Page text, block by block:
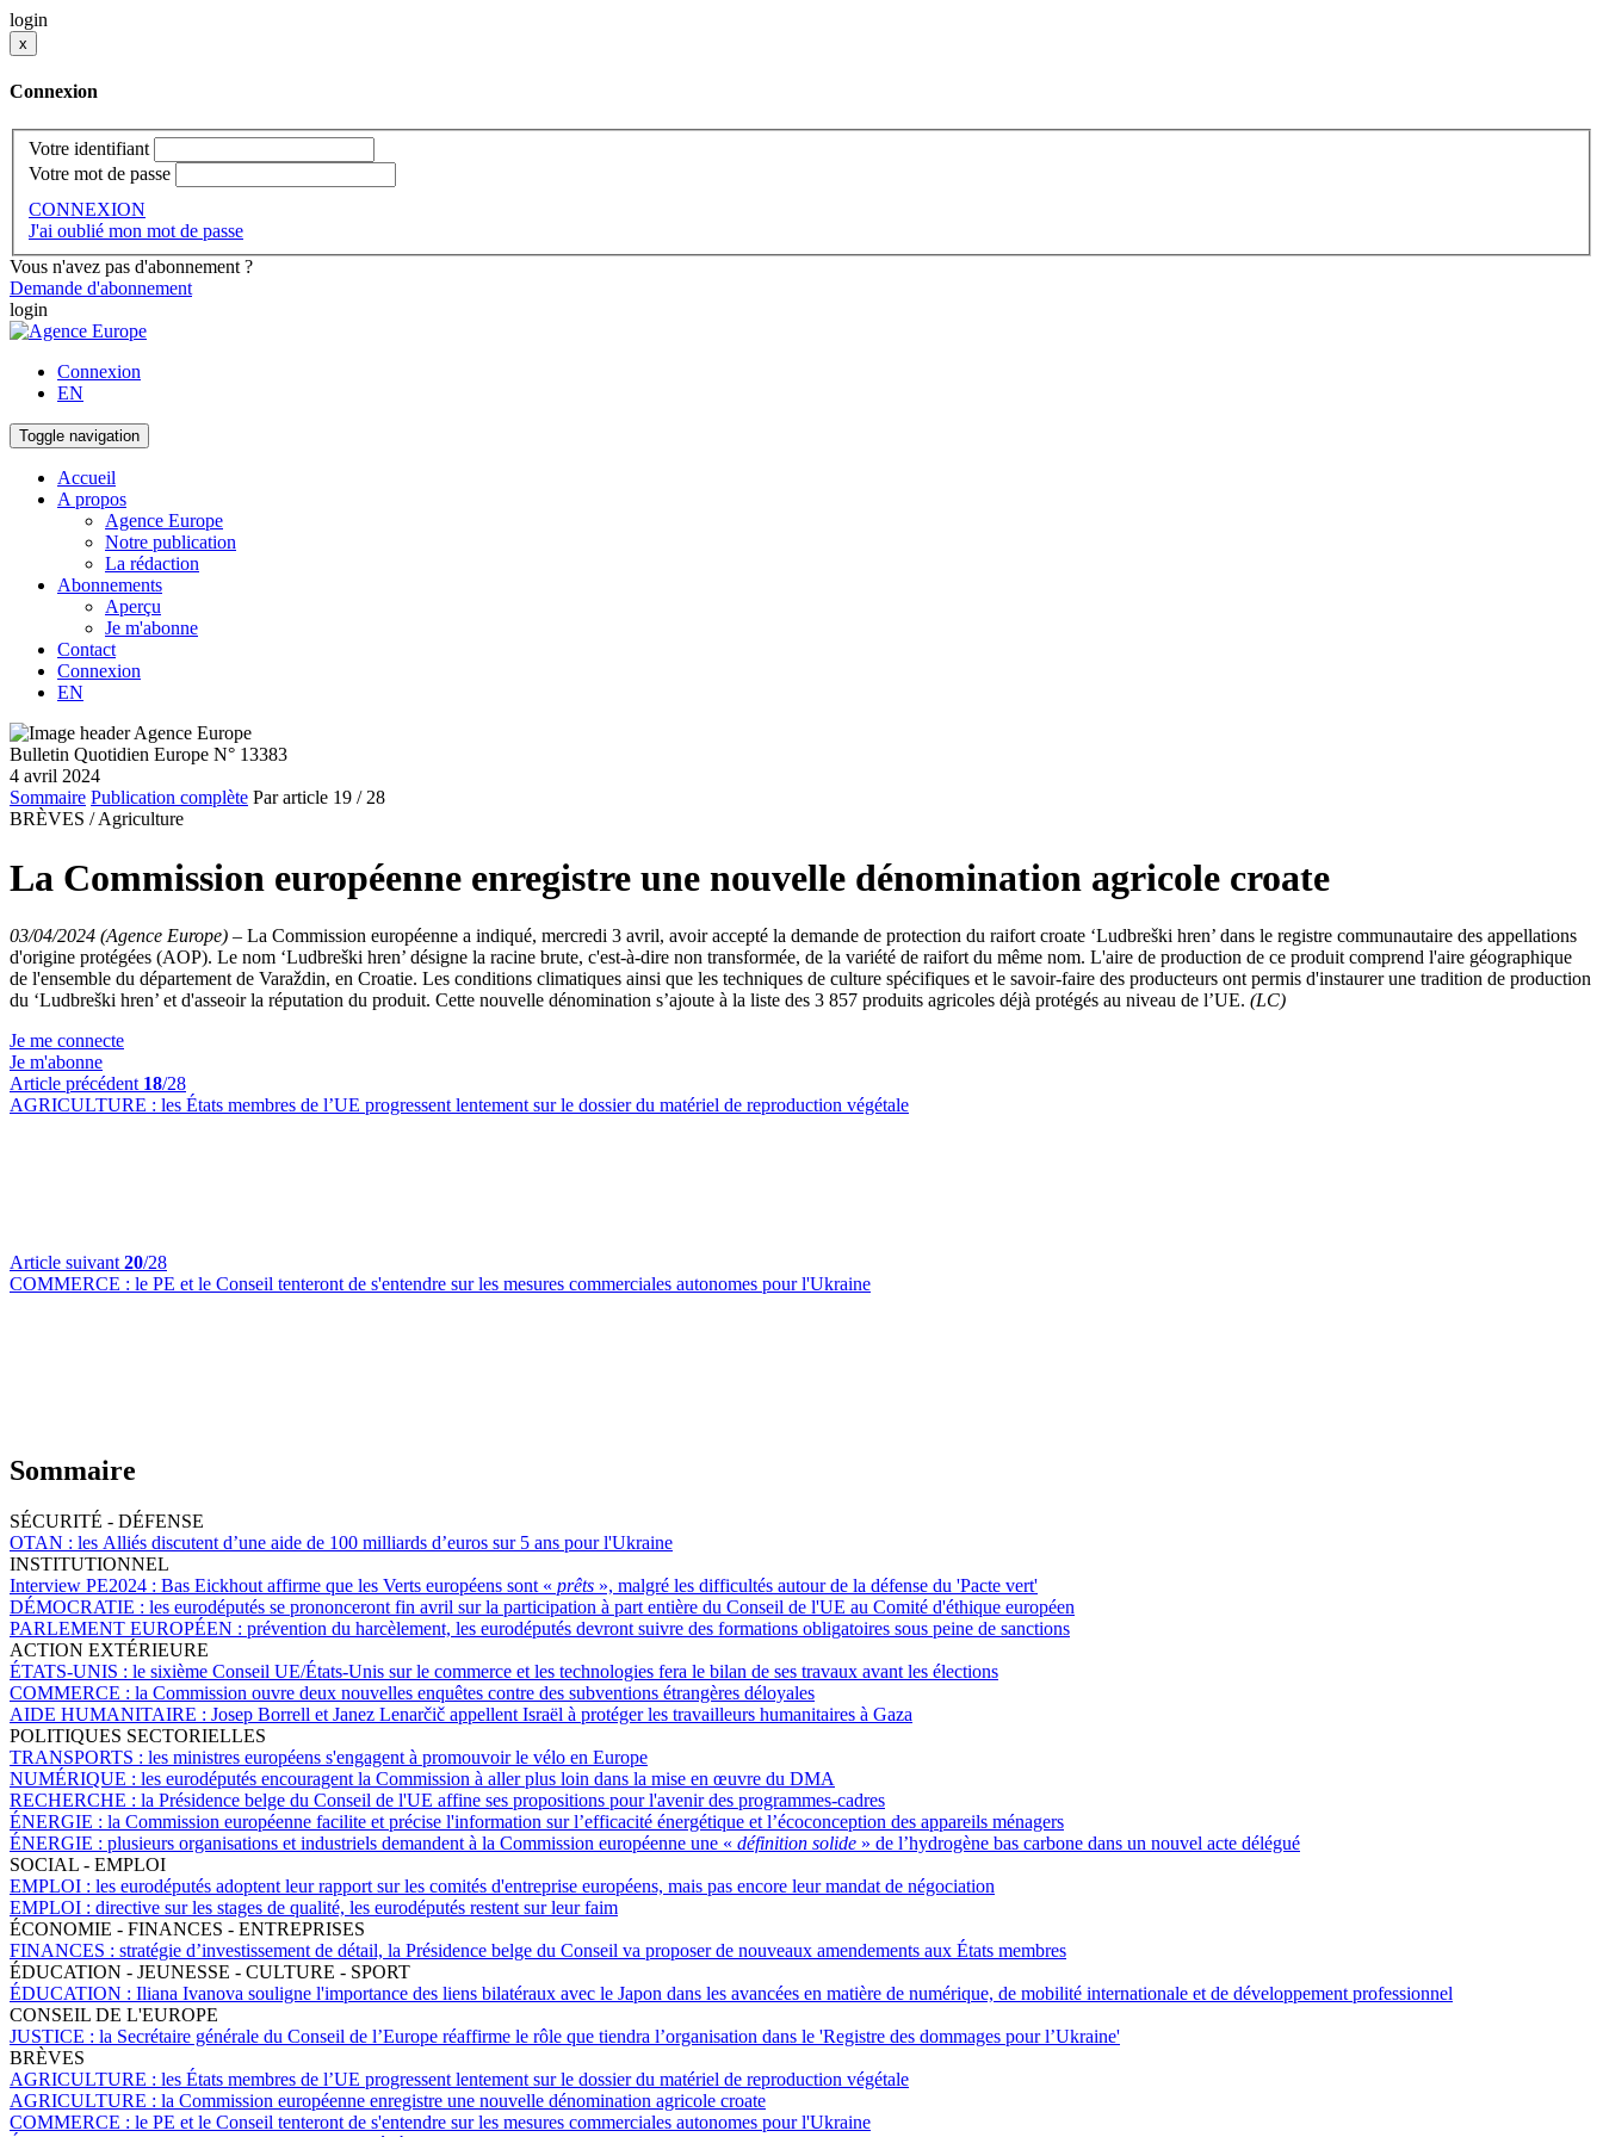
login
x
Connexion
Votre identifiant
Votre mot de passe
CONNEXION
J'ai oublié mon mot de passe
Vous n'avez pas d'abonnement ?
Demande d'abonnement
login
Connexion
EN
Toggle navigation
Accueil
A propos
Agence Europe
Notre publication
La rédaction
Abonnements
Aperçu
Je m'abonne
Contact
Connexion
EN
Bulletin Quotidien Europe N° 13383
4 avril 2024
Sommaire Publication complète Par article 19 / 28
BRÈVES / Agriculture
La Commission européenne enregistre une nouvelle dénomination agricole croate
03/04/2024 (Agence Europe) – La Commission européenne a indiqué, mercredi 3 avril, avoir accepté la demande de protection du raifort croate ‘Ludbreški hren’ dans le registre communautaire des appellations
d'origine protégées (AOP). Le nom ‘Ludbreški hren’ désigne la racine brute, c'est-à-dire non transformée, de la variété de raifort du même nom. L'aire de production de ce produit comprend l'aire géographique
de l'ensemble du département de Varaždin, en Croatie. Les conditions climatiques ainsi que les techniques de culture spécifiques et le savoir-faire des producteurs ont permis d'instaurer une tradition de production
du ‘Ludbreški hren’ et d'asseoir la réputation du produit. Cette nouvelle dénomination s’ajoute à la liste des 3 857 produits agricoles déjà protégés au niveau de l’UE. (LC)
Je me connecte
Je m'abonne
Article précédent 18/28
AGRICULTURE : les États membres de l’UE progressent lentement sur le dossier du matériel de reproduction végétale
Article suivant 20/28
COMMERCE : le PE et le Conseil tenteront de s'entendre sur les mesures commerciales autonomes pour l'Ukraine
Sommaire
SÉCURITÉ - DÉFENSE
OTAN : les Alliés discutent d’une aide de 100 milliards d’euros sur 5 ans pour l'Ukraine
INSTITUTIONNEL
Interview PE2024 : Bas Eickhout affirme que les Verts européens sont « prêts », malgré les difficultés autour de la défense du 'Pacte vert'
DÉMOCRATIE : les eurodéputés se prononceront fin avril sur la participation à part entière du Conseil de l'UE au Comité d'éthique européen
PARLEMENT EUROPÉEN : prévention du harcèlement, les eurodéputés devront suivre des formations obligatoires sous peine de sanctions
ACTION EXTÉRIEURE
ÉTATS-UNIS : le sixième Conseil UE/États-Unis sur le commerce et les technologies fera le bilan de ses travaux avant les élections
COMMERCE : la Commission ouvre deux nouvelles enquêtes contre des subventions étrangères déloyales
AIDE HUMANITAIRE : Josep Borrell et Janez Lenarčič appellent Israël à protéger les travailleurs humanitaires à Gaza
POLITIQUES SECTORIELLES
TRANSPORTS : les ministres européens s'engagent à promouvoir le vélo en Europe
NUMÉRIQUE : les eurodéputés encouragent la Commission à aller plus loin dans la mise en œuvre du DMA
RECHERCHE : la Présidence belge du Conseil de l'UE affine ses propositions pour l'avenir des programmes-cadres
ÉNERGIE : la Commission européenne facilite et précise l'information sur l’efficacité énergétique et l’écoconception des appareils ménagers
ÉNERGIE : plusieurs organisations et industriels demandent à la Commission européenne une « définition solide » de l’hydrogène bas carbone dans un nouvel acte délégué
SOCIAL - EMPLOI
EMPLOI : les eurodéputés adoptent leur rapport sur les comités d'entreprise européens, mais pas encore leur mandat de négociation
EMPLOI : directive sur les stages de qualité, les eurodéputés restent sur leur faim
ÉCONOMIE - FINANCES - ENTREPRISES
FINANCES : stratégie d’investissement de détail, la Présidence belge du Conseil va proposer de nouveaux amendements aux États membres
ÉDUCATION - JEUNESSE - CULTURE - SPORT
ÉDUCATION : Iliana Ivanova souligne l'importance des liens bilatéraux avec le Japon dans les avancées en matière de numérique, de mobilité internationale et de développement professionnel
CONSEIL DE L'EUROPE
JUSTICE : la Secrétaire générale du Conseil de l’Europe réaffirme le rôle que tiendra l’organisation dans le 'Registre des dommages pour l’Ukraine'
BRÈVES
AGRICULTURE : les États membres de l’UE progressent lentement sur le dossier du matériel de reproduction végétale
AGRICULTURE : la Commission européenne enregistre une nouvelle dénomination agricole croate
COMMERCE : le PE et le Conseil tenteront de s'entendre sur les mesures commerciales autonomes pour l'Ukraine